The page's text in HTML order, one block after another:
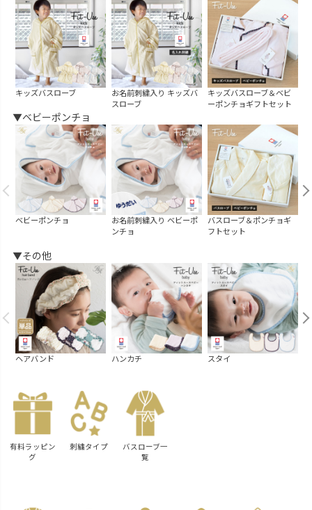
キッズバスローブ
お名前刺繍入り キッズバ
スローブ
キッズバスローブ＆ベビ
ーポンチョギフトセット
▼ベビーポンチョ
ベビーポンチョ
お名前刺繍入り ベビーポ
ンチョ
バスローブ＆ポンチョギ
フトセット
▼その他
ヘアバンド ハンカチ スタイ
有料ラッピン
グ
刺繍タイプ
バスローブ一
覧